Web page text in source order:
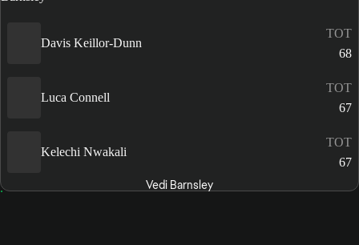
Davis Keillor-Dunn
TOT
68
Luca Connell
TOT
67
Kelechi Nwakali
TOT
67
Vedi Barnsley